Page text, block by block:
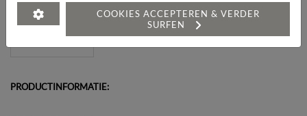
Heeft u een vraag over dit artikel?
PRODUCTINFORMATIE:
COOKIES ACCEPTEREN & VERDER
SURFEN